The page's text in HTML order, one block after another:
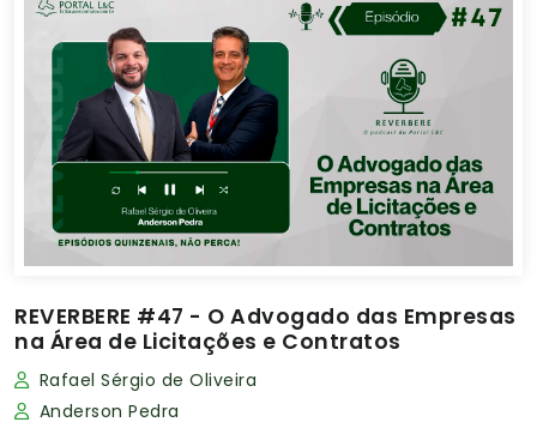
REVERBERE #47 - O Advogado das Empresas
na Área de Licitações e Contratos
Rafael Sérgio de Oliveira
Anderson Pedra